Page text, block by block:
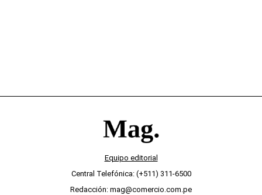
Equipo editorial
Central Telefónica: (+511) 311-6500
Redacción: mag@comercio.com.pe